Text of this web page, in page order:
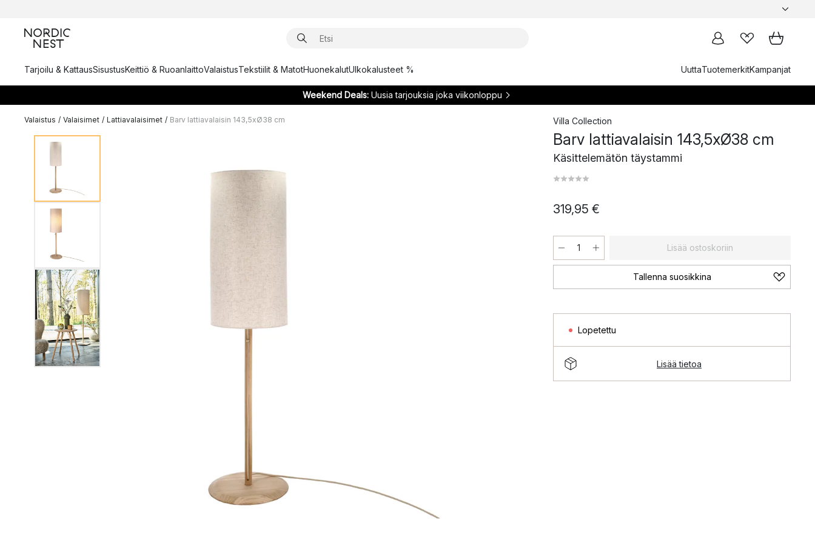
Tarjoilu & KattausSisustusKeittiö & RuoanlaittoValaistusTekstiilit & MatotHuonekalutUlkokalusteet % UuttaTuotemerkitKampanjat
Weekend Deals:Uusia tarjouksia joka viikonloppu
Valaistus / Valaisimet / Lattiavalaisimet / Barv lattiavalaisin 143,5xØ38 cm Villa Collection
Barv lattiavalaisin 143,5xØ38 cm
Käsittelemätön täystammi
319,95 €
Lisää ostoskoriin
Tallenna suosikkina
Lopetettu
Lisää tietoa